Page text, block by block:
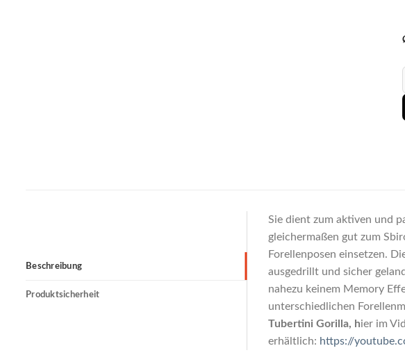
Beschreibung
Produktsicherheit
Sie dient zum aktiven und
gleichermaßen gut zum
Forellenposen einsetzen.
ausgedrillt und sicher
nahezu keinem Memory
unterschiedlichen
Tubertini Gorilla, hier im
erhältlich: https://